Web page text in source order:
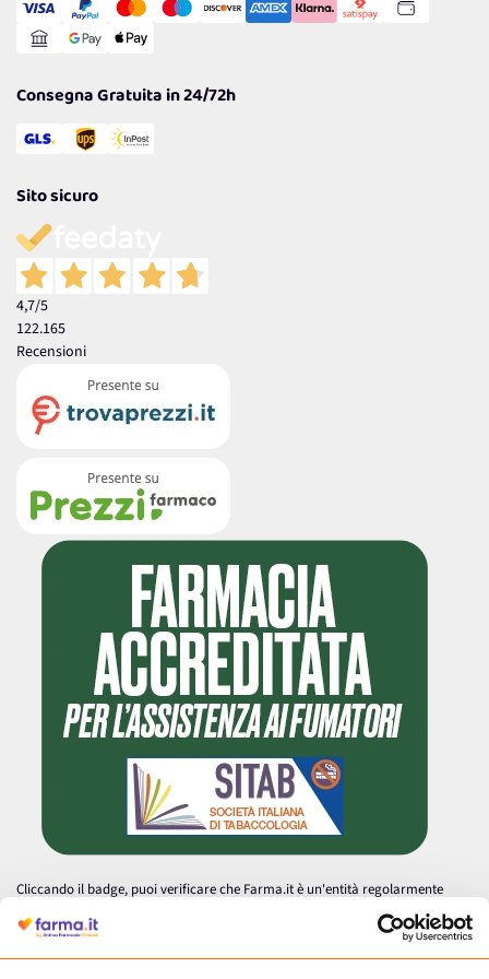
Gestisci Cookie
Reso Facile e Veloce
Consegna Gratuita in 24/72h
Sito sicuro
4,7/5
122.165
Recensioni
Cliccando il badge, puoi verificare che Farma.it è un'entità regolarmente
autorizzata dal Ministero della Salute a effettuare la vendita online di
medicinali.